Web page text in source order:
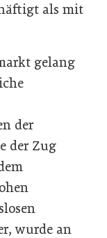
als mit
gelang
der
der Zug
wurde an